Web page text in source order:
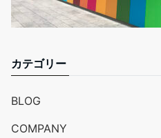
カテゴリー
BLOG
COMPANY